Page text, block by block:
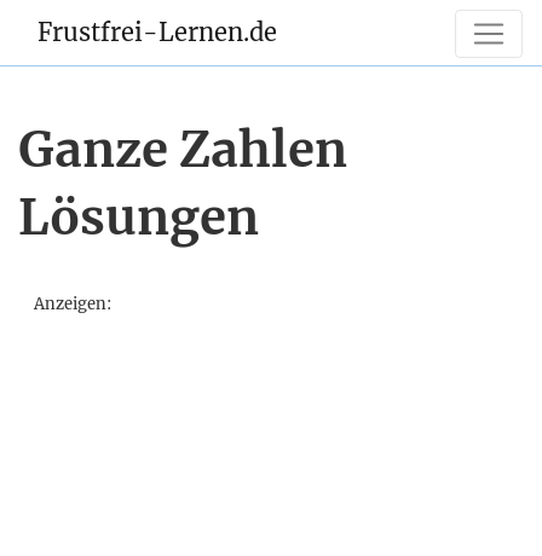
Frustfrei-Lernen.de
Ganze Zahlen
Lösungen
Anzeigen: